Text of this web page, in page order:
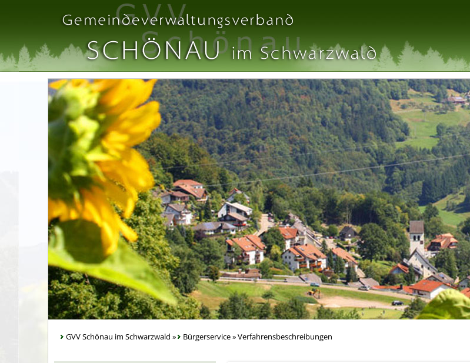
GVV Schönau im Schwarzwald » Bürgerservice»Verfahrensbeschreibungen